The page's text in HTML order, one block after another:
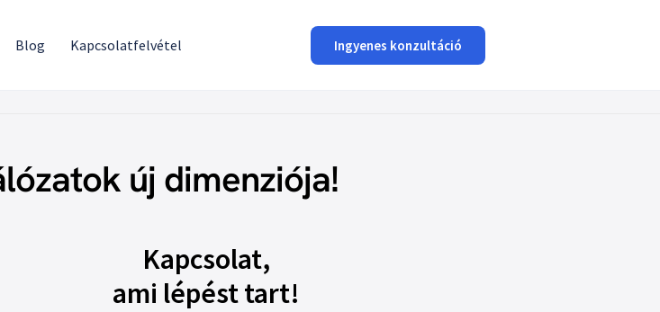
Blog Kapcsolatfelvétel Ingyenes konzultáció
új dimenziója!
Kapcsolat,
ami lépést tart!